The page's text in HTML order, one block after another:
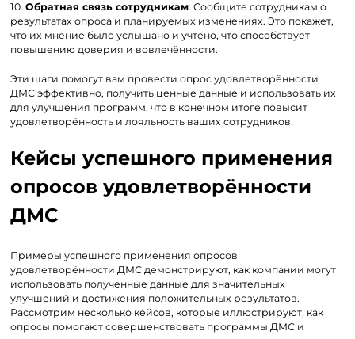
10.Обратная связь сотрудникам: Сообщите сотрудникам о
результатах опроса и планируемых изменениях. Это покажет,
что их мнение было услышано и учтено, что способствует
повышению доверия и вовлечённости.
Эти шаги помогут вам провести опрос удовлетворённости
ДМС эффективно, получить ценные данные и использовать их
для улучшения программ, что в конечном итоге повысит
удовлетворённость и лояльность ваших сотрудников.
Кейсы успешного применения
опросов удовлетворённости
ДМС
Примеры успешного применения опросов
удовлетворённости ДМС демонстрируют, как компании могут
использовать полученные данные для значительных
улучшений и достижения положительных результатов.
Рассмотрим несколько кейсов, которые иллюстрируют, как
опросы помогают совершенствовать программы ДМС и